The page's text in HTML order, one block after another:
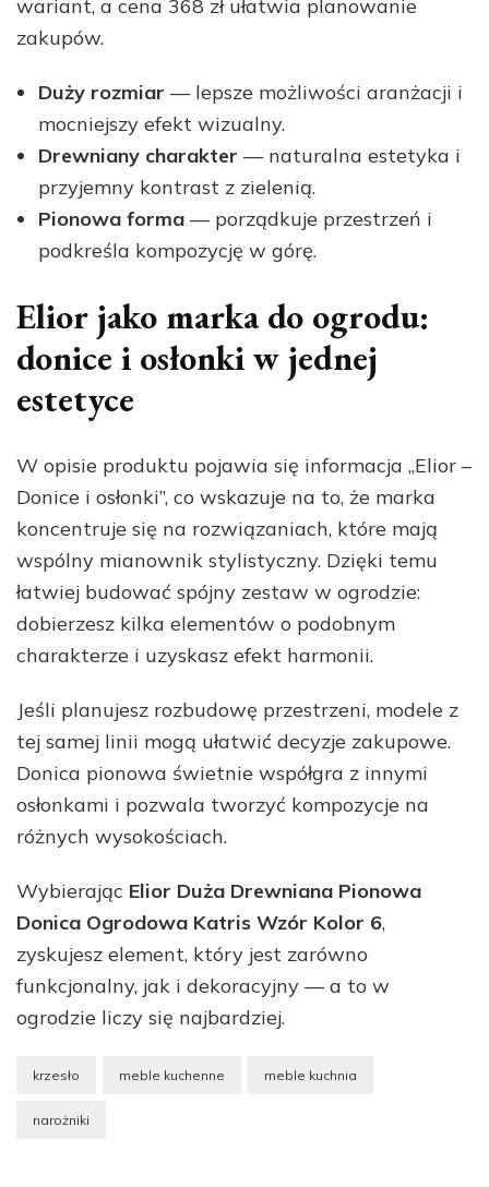
wariant, a cena 368 zł ułatwia planowanie
zakupów.
Duży rozmiar — lepsze możliwości aranżacji i
mocniejszy efekt wizualny.
Drewniany charakter — naturalna estetyka i
przyjemny kontrast z zielenią.
Pionowa forma — porządkuje przestrzeń i
podkreśla kompozycję w górę.
Elior jako marka do ogrodu:
donice i osłonki w jednej
estetyce
W opisie produktu pojawia się informacja „Elior –
Donice i osłonki”, co wskazuje na to, że marka
koncentruje się na rozwiązaniach, które mają
wspólny mianownik stylistyczny. Dzięki temu
łatwiej budować spójny zestaw w ogrodzie:
dobierzesz kilka elementów o podobnym
charakterze i uzyskasz efekt harmonii.
Jeśli planujesz rozbudowę przestrzeni, modele z
tej samej linii mogą ułatwić decyzje zakupowe.
Donica pionowa świetnie współgra z innymi
osłonkami i pozwala tworzyć kompozycje na
różnych wysokościach.
Wybierając Elior Duża Drewniana Pionowa
Donica Ogrodowa Katris Wzór Kolor 6,
zyskujesz element, który jest zarówno
funkcjonalny, jak i dekoracyjny — a to w
ogrodzie liczy się najbardziej.
krzesło meble kuchenne meble kuchnia
narożniki